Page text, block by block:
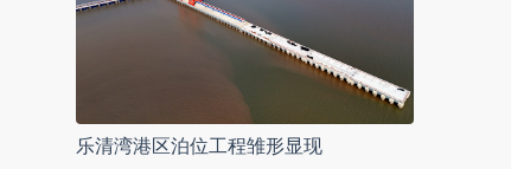
乐清湾港区泊位工程雏形显现